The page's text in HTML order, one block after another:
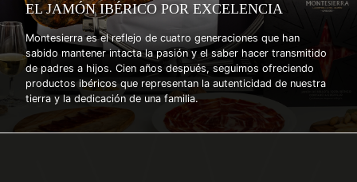
EL JAMÓN IBÉRICO POR EXCELENCIA
Montesierra es el reflejo de cuatro generaciones que han
sabido mantener intacta la pasión y el saber hacer transmitido
de padres a hijos. Cien años después, seguimos ofreciendo
productos ibéricos que representan la autenticidad de nuestra
tierra y la dedicación de una familia.